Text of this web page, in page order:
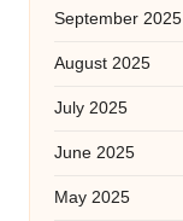
September 2025
August 2025
July 2025
June 2025
May 2025